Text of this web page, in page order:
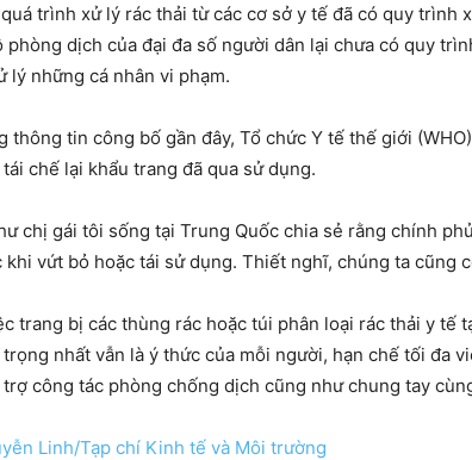
trình xử lý rác thải từ các cơ sở y tế đã có quy
phòng dịch của đại đa số người dân lại chưa có quy
lý những cá nhân vi phạm.
thông tin công bố gần đây, Tổ chức Y tế thế giới
chế lại khẩu trang đã qua sử dụng.
chị gái tôi sống tại Trung Quốc chia sẻ rằng chính
vứt bỏ hoặc tái sử dụng. Thiết nghĩ, chúng ta cũng
trang bị các thùng rác hoặc túi phân loại rác thải y
nhất vẫn là ý thức của mỗi người, hạn chế tối đa
công tác phòng chống dịch cũng như chung tay
Linh/Tạp chí Kinh tế và Môi trường